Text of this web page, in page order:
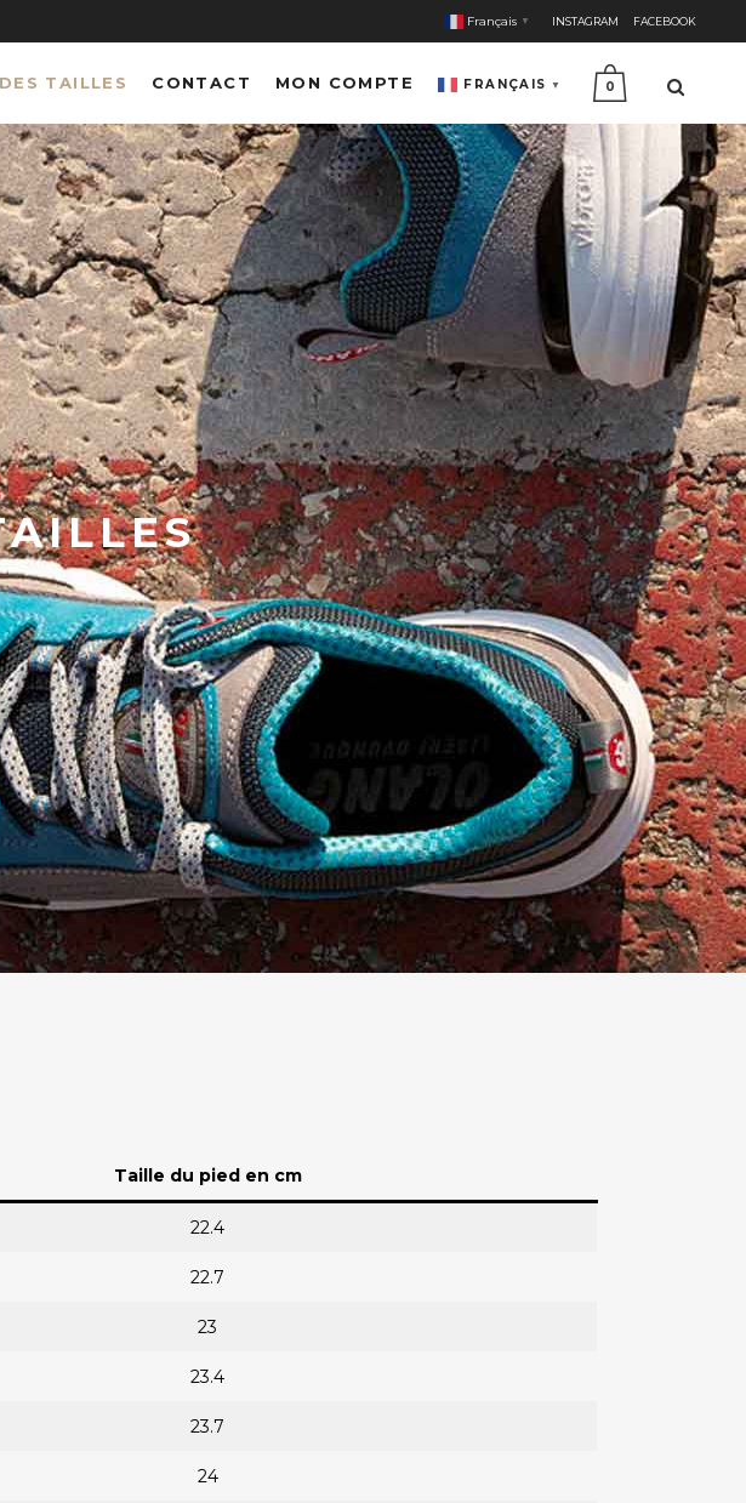
Français ▼ INSTAGRAM FACEBOOK
0
TAILLES CONTACT MON COMPTE FRANÇAIS ▼
Taille du pied en cm
22.4
22.7
23
23.4
23.7
24